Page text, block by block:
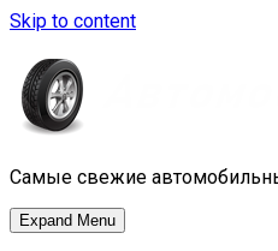
Skip to content
Самые свежие
Expand Menu